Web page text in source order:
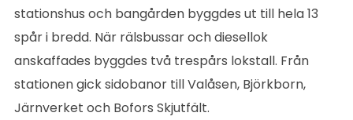
stationshus och bangården byggdes ut till hela 13
spår i bredd. När rälsbussar och diesellok
anskaffades byggdes två trespårs lokstall. Från
stationen gick sidobanor till Valåsen, Björkborn,
Järnverket och Bofors Skjutfält.